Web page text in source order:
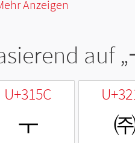
Anzeigen
auf „
U+315C
ㅜ